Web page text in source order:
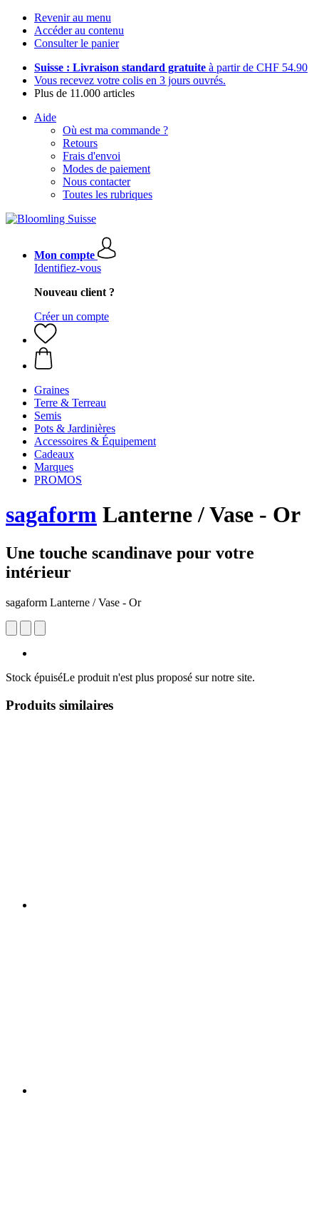
Revenir au menu
Accéder au contenu
Consulter le panier
Suisse : Livraison standard gratuite à partir de CHF 54.90
Vous recevez votre colis en 3 jours ouvrés.
Plus de 11.000 articles
Aide
Où est ma commande ?
Retours
Frais d'envoi
Modes de paiement
Nous contacter
Toutes les rubriques
Mon compte
Identifiez-vous
Nouveau client ?
Créer un compte
Graines
Terre & Terreau
Semis
Pots & Jardinières
Accessoires & Équipement
Cadeaux
Marques
PROMOS
sagaform Lanterne / Vase - Or
Une touche scandinave pour votre
intérieur
sagaform Lanterne / Vase - Or
Stock épuiséLe produit n'est plus proposé sur notre site.
Produits similaires